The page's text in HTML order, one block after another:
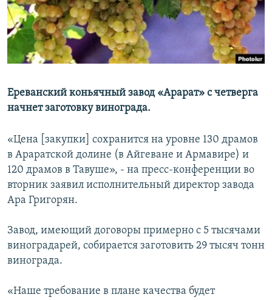
Հայերեն
English
Русский
Все сайты Радио Азатутюн
Ереванский коньячный завод «Арарат» с четверга
начнет заготовку винограда.
«Цена [закупки] сохранится на уровне 130 драмов
в Араратской долине (в Айгеване и Армавире) и
120 драмов в Тавуше», - на пресс-конференции во
вторник заявил исполнительный директор завода
Ара Григорян.
Завод, имеющий договоры примерно с 5 тысячами
виноградарей, собирается заготовить 29 тысяч тонн
винограда.
«Наше требование в плане качества будет